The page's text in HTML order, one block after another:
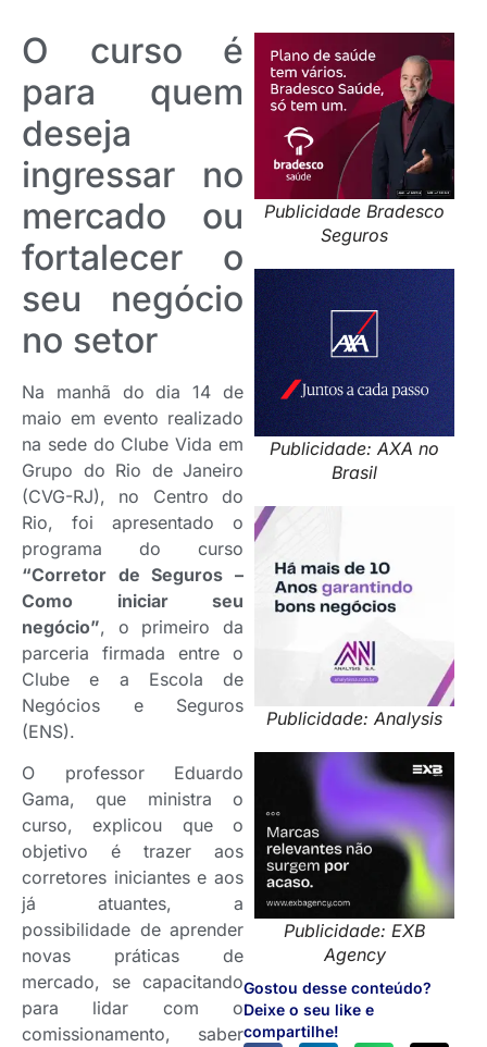
Publicidade Bradesco
Seguros
Publicidade: AXA no
Brasil
Publicidade: Analysis
Publicidade: EXB
Agency
Gostou desse conteúdo?
Deixe o seu like e
compartilhe!
O curso é
para quem
deseja
ingressar no
mercado ou
fortalecer o
seu negócio
no setor
Na manhã do dia 14 de
maio em evento realizado
na sede do Clube Vida em
Grupo do Rio de Janeiro
(CVG-RJ), no Centro do
Rio, foi apresentado o
programa do curso
“Corretor de Seguros –
Como iniciar seu
negócio”, o primeiro da
parceria firmada entre o
Clube e a Escola de
Negócios e Seguros
(ENS).
O professor Eduardo
Gama, que ministra o
curso, explicou que o
objetivo é trazer aos
corretores iniciantes e aos
já atuantes, a
possibilidade de aprender
novas práticas de
mercado, se capacitando
para lidar com o
comissionamento, saber